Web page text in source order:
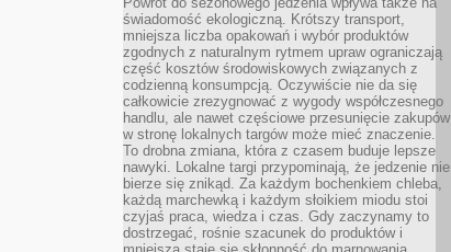
świadomość ekologiczną. Krótszy transport,
mniejsza liczba opakowań i wybór produktów
zgodnych z naturalnym rytmem upraw ograniczają
część kosztów środowiskowych związanych z
codzienną konsumpcją. Oczywiście nie da się
całkowicie zrezygnować z wygody współczesnego
handlu, ale nawet częściowe przesunięcie zakupów
w stronę lokalnych targów może mieć znaczenie.
To drobna zmiana, która z czasem buduje lepsze
nawyki. Lokalne targi przypominają, że jedzenie nie
bierze się znikąd. Za każdym bochenkiem chleba,
każdą marchewką i każdym słoikiem miodu stoi
czyjaś praca, wiedza i czas. Gdy zaczynamy to
dostrzegać, rośnie szacunek do produktów i